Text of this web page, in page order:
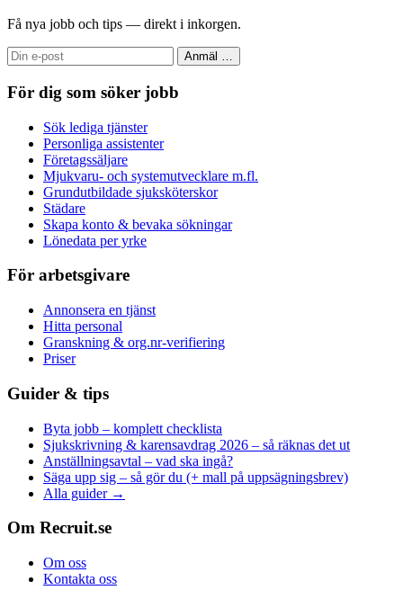
Få nya jobb och tips — direkt i inkorgen.
Anmäl …
För dig som söker jobb
Sök lediga tjänster
Personliga assistenter
Företagssäljare
Mjukvaru- och systemutvecklare m.fl.
Grundutbildade sjuksköterskor
Städare
Skapa konto & bevaka sökningar
Lönedata per yrke
För arbetsgivare
Annonsera en tjänst
Hitta personal
Granskning & org.nr-verifiering
Priser
Guider & tips
Byta jobb – komplett checklista
Sjukskrivning & karensavdrag 2026 – så räknas det ut
Anställningsavtal – vad ska ingå?
Säga upp sig – så gör du (+ mall på uppsägningsbrev)
Alla guider →
Om Recruit.se
Om oss
Kontakta oss